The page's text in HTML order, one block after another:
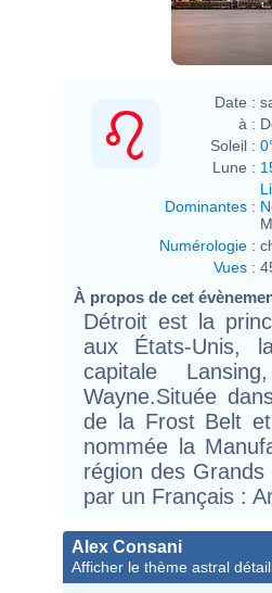
Date :
à :
Soleil :
Lune :
Dominantes :
Numérologie :
Vues :
À propos de cet
Détroit est la
aux États-Unis,
capitale
Wayne.Située
de la Frost Belt
nommée la
région des
par un Français :
Alex Consani
Afficher le thème astral